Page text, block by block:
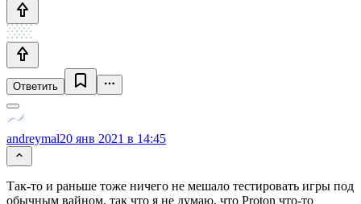
Ответить
andreymal20 янв 2021 в 14:45
Так-то и раньше тоже ничего не мешало тестировать игры под
обычным вайном, так что я не думаю, что Proton что-то